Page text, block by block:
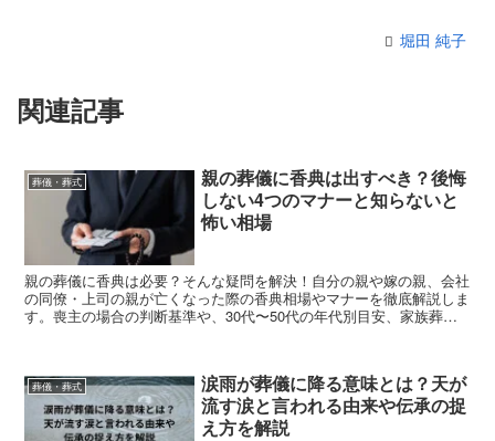
堀田 純子
関連記事
葬儀・葬式
親の葬儀に香典は出すべき？後悔
しない4つのマナーと知らないと
怖い相場
親の葬儀に香典は必要？そんな疑問を解決！自分の親や嫁の親、会社
の同僚・上司の親が亡くなった際の香典相場やマナーを徹底解説しま
す。喪主の場合の判断基準や、30代〜50代の年代別目安、家族葬で
葬儀・葬式
涙雨が葬儀に降る意味とは？天が
流す涙と言われる由来や伝承の捉
え方を解説